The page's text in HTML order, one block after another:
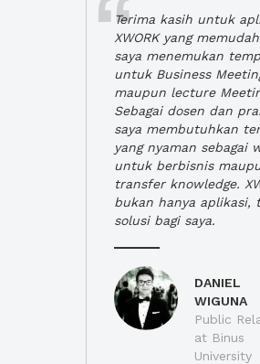
Terima kasih untuk
XWORK yang
saya menemukan
untuk Business
maupun lecture
Sebagai dosen dan
saya membutuhkan
yang nyaman sebagai
untuk berbisnis
transfer knowledge.
bukan hanya aplikasi,
solusi bagi saya.
DANIEL
WIGUNA
Public
at Binus
University